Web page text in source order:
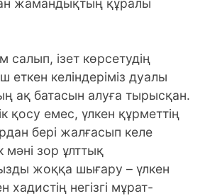
жамандықтың құралы
салып, ізет көрсетудің
еткен келіндеріміз дуалы
ақ батасын алуға тырысқан.
қосу емес, үлкен құрметтің
бері жалғасып келе
мәні зор ұлттық
жоққа шығару – үлкен
хадистің негізгі мұрат-